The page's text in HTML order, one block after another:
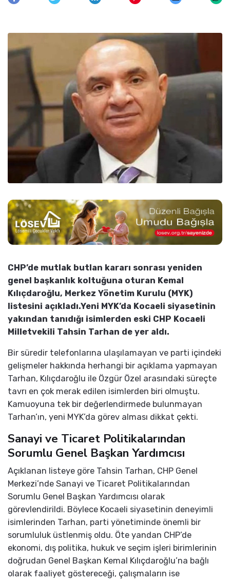
CHP’de mutlak butlan kararı sonrası yeniden
genel başkanlık koltuğuna oturan Kemal
Kılıçdaroğlu, Merkez Yönetim Kurulu (MYK)
listesini açıkladı.Yeni MYK’da Kocaeli siyasetinin
yakından tanıdığı isimlerden eski CHP Kocaeli
Milletvekili Tahsin Tarhan de yer aldı.
Bir süredir telefonlarına ulaşılamayan ve parti içindeki
gelişmeler hakkında herhangi bir açıklama yapmayan
Tarhan, Kılıçdaroğlu ile Özgür Özel arasındaki süreçte
tavrı en çok merak edilen isimlerden biri olmuştu.
Kamuoyuna tek bir değerlendirmede bulunmayan
Tarhan’ın, yeni MYK’da görev alması dikkat çekti.
Sanayi ve Ticaret Politikalarından
Sorumlu Genel Başkan Yardımcısı
Açıklanan listeye göre Tahsin Tarhan, CHP Genel
Merkezi’nde Sanayi ve Ticaret Politikalarından
Sorumlu Genel Başkan Yardımcısı olarak
görevlendirildi. Böylece Kocaeli siyasetinin deneyimli
isimlerinden Tarhan, parti yönetiminde önemli bir
sorumluluk üstlenmiş oldu. Öte yandan CHP’de
ekonomi, dış politika, hukuk ve seçim işleri birimlerinin
doğrudan Genel Başkan Kemal Kılıçdaroğlu’na bağlı
olarak faaliyet göstereceği, çalışmaların ise